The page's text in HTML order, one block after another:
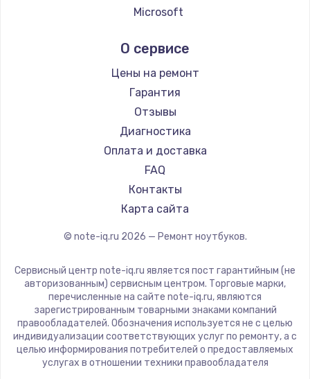
Ремонт ноутбуков Echips
Ремонт ноутбуков Predator
Ремонт ноутбуков iru
Ремонт ноутбуков Machenike
Ремонт ноутбуков DEXP
Ремонт ноутбуков Teclast
Ремонт ноутбуков CHUWI
Ремонт ноутбуков Colorful
Microsoft
Aquarius
Gigabyte
Aorus
Maibenben
Getac
Epson
Philips
LG
Panasonic
ZTE
Hiper
Evga
Google
Echips
О сервисе
Цены на ремонт
Гарантия
Отзывы
Диагностика
Оплата и доставка
FAQ
Контакты
Карта сайта
© note-iq.ru 2026 — Ремонт ноутбуков.
Сервисный центр note-iq.ru является пост гарантийным (не
авторизованным) сервисным центром. Торговые марки,
перечисленные на сайте note-iq.ru, являются
зарегистрированным товарными знаками компаний
правообладателей. Обозначения используется не с целью
индивидуализации соответствующих услуг по ремонту, а с
целью информирования потребителей о предоставляемых
услугах в отношении техники правообладателя